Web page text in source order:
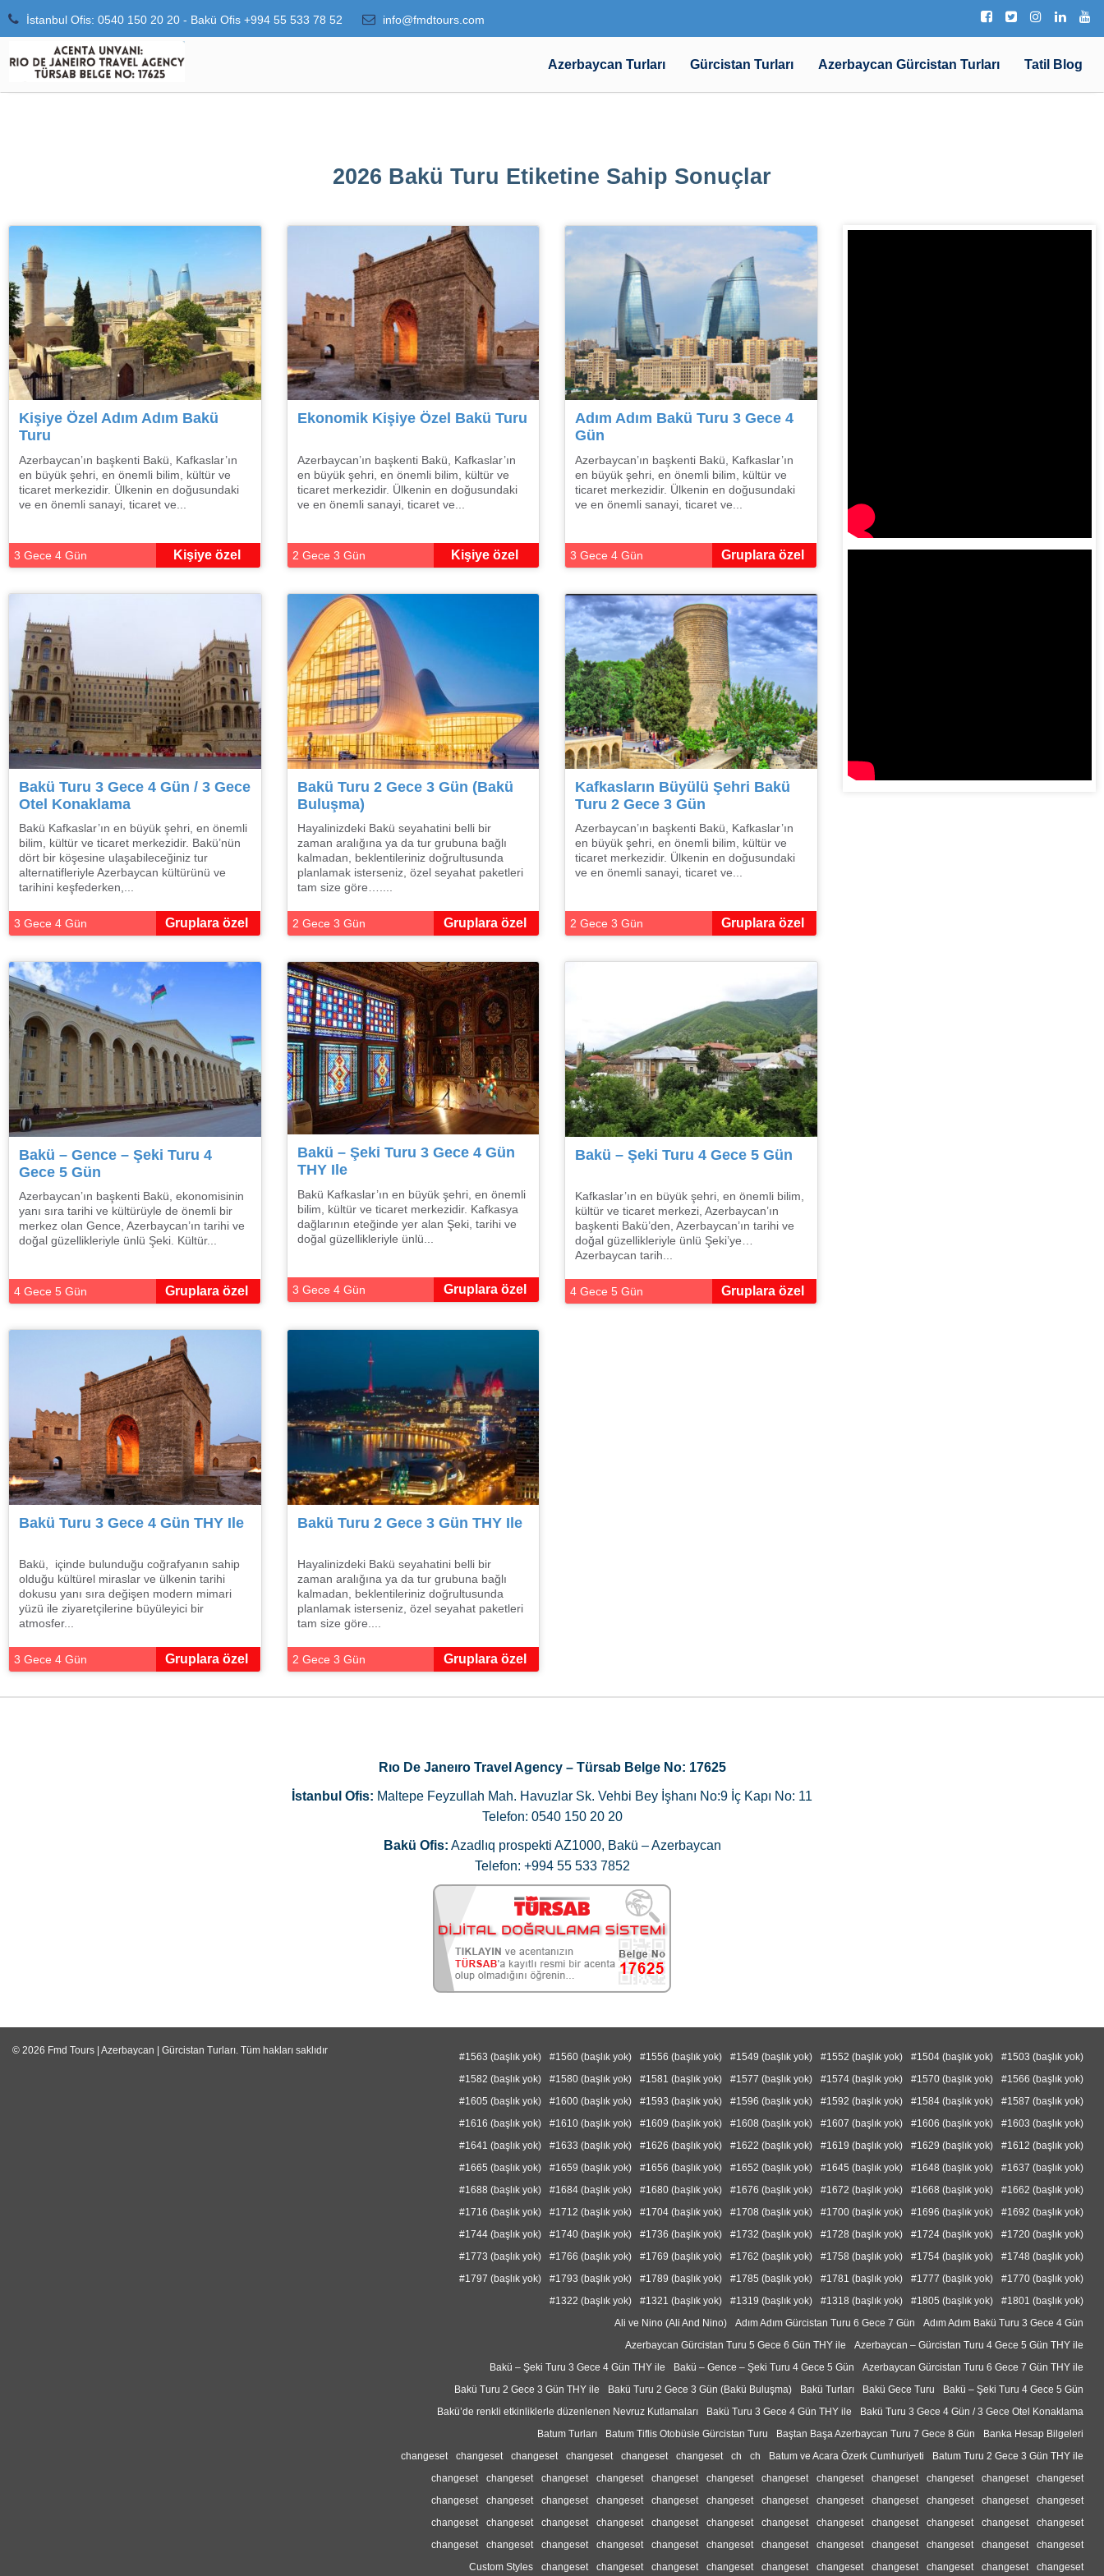
İstanbul Ofis: 0540 150 20 20 - Bakü Ofis +994 55 533 78 52 info@fmdtours.com
Azerbaycan Turları Gürcistan Turları Azerbaycan Gürcistan Turları Tatil Blog
2026 Bakü Turu Etiketine Sahip Sonuçlar
Kişiye Özel Adım Adım Bakü
Turu
Azerbaycan’ın başkenti Bakü, Kafkaslar’ın
en büyük şehri, en önemli bilim, kültür ve
ticaret merkezidir. Ülkenin en doğusundaki
ve en önemli sanayi, ticaret ve...
3 Gece 4 Gün Kişiye özel
Ekonomik Kişiye Özel Bakü Turu
Azerbaycan’ın başkenti Bakü, Kafkaslar’ın
en büyük şehri, en önemli bilim, kültür ve
ticaret merkezidir. Ülkenin en doğusundaki
ve en önemli sanayi, ticaret ve...
2 Gece 3 Gün Kişiye özel
Adım Adım Bakü Turu 3 Gece 4
Gün
Azerbaycan’ın başkenti Bakü, Kafkaslar’ın
en büyük şehri, en önemli bilim, kültür ve
ticaret merkezidir. Ülkenin en doğusundaki
ve en önemli sanayi, ticaret ve...
3 Gece 4 Gün Gruplara özel
Bakü Turu 3 Gece 4 Gün / 3 Gece
Otel Konaklama
Bakü Kafkaslar’ın en büyük şehri, en önemli
bilim, kültür ve ticaret merkezidir. Bakü’nün
dört bir köşesine ulaşabileceğiniz tur
alternatifleriyle Azerbaycan kültürünü ve
tarihini keşfederken,...
3 Gece 4 Gün Gruplara özel
Bakü Turu 2 Gece 3 Gün (Bakü
Buluşma)
Hayalinizdeki Bakü seyahatini belli bir
zaman aralığına ya da tur grubuna bağlı
kalmadan, beklentileriniz doğrultusunda
planlamak isterseniz, özel seyahat paketleri
tam size göre…....
2 Gece 3 Gün Gruplara özel
Kafkasların Büyülü Şehri Bakü
Turu 2 Gece 3 Gün
Azerbaycan’ın başkenti Bakü, Kafkaslar’ın
en büyük şehri, en önemli bilim, kültür ve
ticaret merkezidir. Ülkenin en doğusundaki
ve en önemli sanayi, ticaret ve...
2 Gece 3 Gün Gruplara özel
Bakü – Gence – Şeki Turu 4
Gece 5 Gün
Azerbaycan’ın başkenti Bakü, ekonomisinin
yanı sıra tarihi ve kültürüyle de önemli bir
merkez olan Gence, Azerbaycan’ın tarihi ve
doğal güzellikleriyle ünlü Şeki. Kültür...
4 Gece 5 Gün Gruplara özel
Bakü – Şeki Turu 3 Gece 4 Gün
THY Ile
Bakü Kafkaslar’ın en büyük şehri, en önemli
bilim, kültür ve ticaret merkezidir. Kafkasya
dağlarının eteğinde yer alan Şeki, tarihi ve
doğal güzellikleriyle ünlü...
3 Gece 4 Gün Gruplara özel
Bakü – Şeki Turu 4 Gece 5 Gün
Kafkaslar’ın en büyük şehri, en önemli bilim,
kültür ve ticaret merkezi, Azerbaycan’ın
başkenti Bakü’den, Azerbaycan’ın tarihi ve
doğal güzellikleriyle ünlü Şeki’ye…
Azerbaycan tarih...
4 Gece 5 Gün Gruplara özel
Bakü Turu 3 Gece 4 Gün THY Ile
Bakü, içinde bulunduğu coğrafyanın sahip
olduğu kültürel miraslar ve ülkenin tarihi
dokusu yanı sıra değişen modern mimari
yüzü ile ziyaretçilerine büyüleyici bir
atmosfer...
3 Gece 4 Gün Gruplara özel
Bakü Turu 2 Gece 3 Gün THY Ile
Hayalinizdeki Bakü seyahatini belli bir
zaman aralığına ya da tur grubuna bağlı
kalmadan, beklentileriniz doğrultusunda
planlamak isterseniz, özel seyahat paketleri
tam size göre....
2 Gece 3 Gün Gruplara özel
Rıo De Janeıro Travel Agency – Türsab Belge No: 17625
İstanbul Ofis: Maltepe Feyzullah Mah. Havuzlar Sk. Vehbi Bey İşhanı No:9 İç Kapı No: 11
Telefon: 0540 150 20 20
Bakü Ofis: Azadlıq prospekti AZ1000, Bakü – Azerbaycan
Telefon: +994 55 533 7852
© 2026 Fmd Tours | Azerbaycan | Gürcistan Turları. Tüm hakları saklıdır
#1503 (başlık yok)
#1504 (başlık yok)
#1552 (başlık yok)
#1549 (başlık yok)
#1556 (başlık yok)
#1560 (başlık yok)
#1563 (başlık yok)
#1566 (başlık yok)
#1570 (başlık yok)
#1574 (başlık yok)
#1577 (başlık yok)
#1581 (başlık yok)
#1580 (başlık yok)
#1582 (başlık yok)
#1587 (başlık yok)
#1584 (başlık yok)
#1592 (başlık yok)
#1596 (başlık yok)
#1593 (başlık yok)
#1600 (başlık yok)
#1605 (başlık yok)
#1603 (başlık yok)
#1606 (başlık yok)
#1607 (başlık yok)
#1608 (başlık yok)
#1609 (başlık yok)
#1610 (başlık yok)
#1616 (başlık yok)
#1612 (başlık yok)
#1629 (başlık yok)
#1619 (başlık yok)
#1622 (başlık yok)
#1626 (başlık yok)
#1633 (başlık yok)
#1641 (başlık yok)
#1637 (başlık yok)
#1648 (başlık yok)
#1645 (başlık yok)
#1652 (başlık yok)
#1656 (başlık yok)
#1659 (başlık yok)
#1665 (başlık yok)
#1662 (başlık yok)
#1668 (başlık yok)
#1672 (başlık yok)
#1676 (başlık yok)
#1680 (başlık yok)
#1684 (başlık yok)
#1688 (başlık yok)
#1692 (başlık yok)
#1696 (başlık yok)
#1700 (başlık yok)
#1708 (başlık yok)
#1704 (başlık yok)
#1712 (başlık yok)
#1716 (başlık yok)
#1720 (başlık yok)
#1724 (başlık yok)
#1728 (başlık yok)
#1732 (başlık yok)
#1736 (başlık yok)
#1740 (başlık yok)
#1744 (başlık yok)
#1748 (başlık yok)
#1754 (başlık yok)
#1758 (başlık yok)
#1762 (başlık yok)
#1769 (başlık yok)
#1766 (başlık yok)
#1773 (başlık yok)
#1770 (başlık yok)
#1777 (başlık yok)
#1781 (başlık yok)
#1785 (başlık yok)
#1789 (başlık yok)
#1793 (başlık yok)
#1797 (başlık yok)
#1801 (başlık yok)
#1805 (başlık yok)
#1318 (başlık yok)
#1319 (başlık yok)
#1321 (başlık yok)
#1322 (başlık yok)
Adım Adım Bakü Turu 3 Gece 4 Gün
Adım Adım Gürcistan Turu 6 Gece 7 Gün
Ali ve Nino (Ali And Nino)
Azerbaycan – Gürcistan Turu 4 Gece 5 Gün THY ile
Azerbaycan Gürcistan Turu 5 Gece 6 Gün THY ile
Azerbaycan Gürcistan Turu 6 Gece 7 Gün THY ile
Bakü – Gence – Şeki Turu 4 Gece 5 Gün
Bakü – Şeki Turu 3 Gece 4 Gün THY ile
Bakü – Şeki Turu 4 Gece 5 Gün
Bakü Gece Turu
Bakü Turları
Bakü Turu 2 Gece 3 Gün (Bakü Buluşma)
Bakü Turu 2 Gece 3 Gün THY ile
Bakü Turu 3 Gece 4 Gün / 3 Gece Otel Konaklama
Bakü Turu 3 Gece 4 Gün THY ile
Bakü’de renkli etkinliklerle düzenlenen Nevruz Kutlamaları
Banka Hesap Bilgeleri
Baştan Başa Azerbaycan Turu 7 Gece 8 Gün
Batum Tiflis Otobüsle Gürcistan Turu
Batum Turları
Batum Turu 2 Gece 3 Gün THY ile
Batum ve Acara Özerk Cumhuriyeti
ch
ch
changeset
changeset
changeset
changeset
changeset
changeset
changeset
changeset
changeset
changeset
changeset
changeset
changeset
changeset
changeset
changeset
changeset
changeset
changeset
changeset
changeset
changeset
changeset
changeset
changeset
changeset
changeset
changeset
changeset
changeset
changeset
changeset
changeset
changeset
changeset
changeset
changeset
changeset
changeset
changeset
changeset
changeset
changeset
changeset
changeset
changeset
changeset
changeset
changeset
changeset
changeset
changeset
changeset
changeset
changeset
changeset
changeset
changeset
changeset
changeset
changeset
changeset
changeset
changeset
Custom Styles